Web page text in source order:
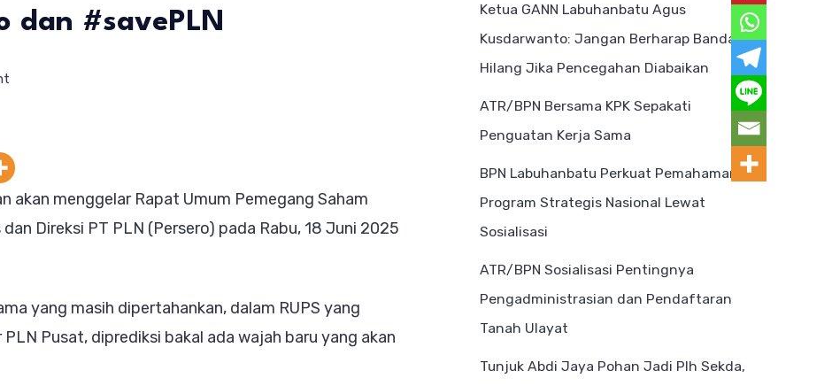
dan #savePLN
PLN,
X
Dihebohkan
#CopotDarmo
dan
akan menggelar Rapat Umum Pemegang Saham
Direksi PT PLN (Persero) pada Rabu, 18 Juni 2025
yang masih dipertahankan, dalam RUPS yang
Pusat, diprediksi bakal ada wajah baru yang akan
Ketua GANN Labuhanbatu Agus
Kusdarwanto: Jangan Berharap Bandar
Hilang Jika Pencegahan Diabaikan
ATR/BPN Bersama KPK Sepakati
Penguatan Kerja Sama
BPN Labuhanbatu Perkuat Pemahaman
Program Strategis Nasional Lewat
Sosialisasi
ATR/BPN Sosialisasi Pentingnya
Pengadministrasian dan Pendaftaran
Tanah Ulayat
Tunjuk Abdi Jaya Pohan Jadi Plh Sekda,